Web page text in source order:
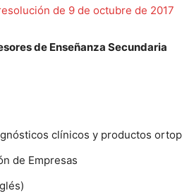
de 9 de octubre de 2017
de Enseñanza Secundaria
clínicos y productos
de Empresas